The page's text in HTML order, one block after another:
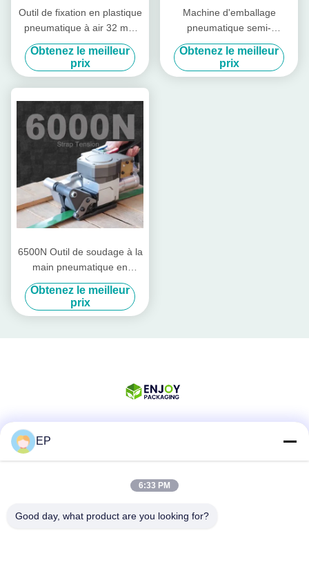
Outil de fixation en plastique
pneumatique à air 32 mm
Outils d'emballage Outil de
tension de bande de
chargement lourd
Obtenez le meilleur
prix
Machine d'emballage
pneumatique semi-
automatique, machine de
fixation pneumatique
manuelle 6KN
Obtenez le meilleur
prix
6500N Outil de soudage à la
main pneumatique en
plastique pour les bandes
d'emballage portable
Obtenez le meilleur
prix
Contactez rapidement
EP
6:33 PM
Good day, what product are you looking for?